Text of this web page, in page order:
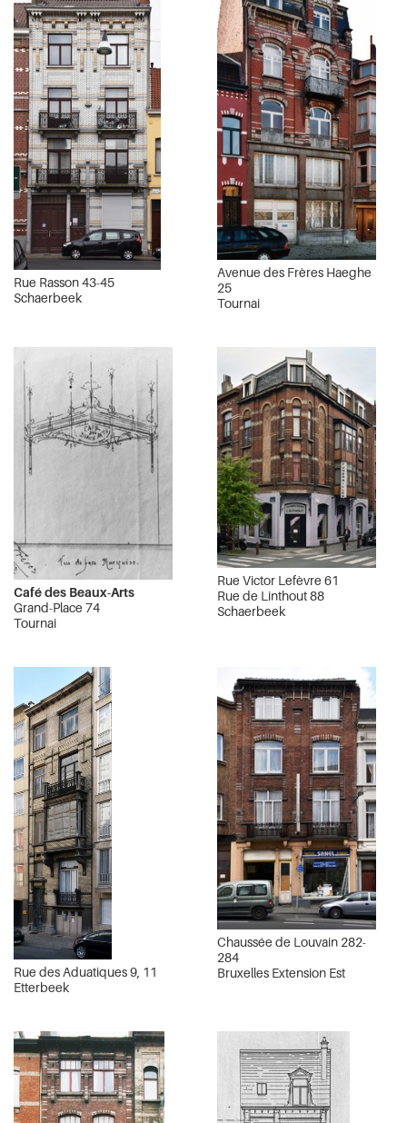
Rue Rasson 43-45
Schaerbeek
Avenue des Frères Haeghe
25
Tournai
Café des Beaux-Arts
Grand-Place 74
Tournai
Rue Victor Lefèvre 61
Rue de Linthout 88
Schaerbeek
Rue des Aduatiques 9, 11
Etterbeek
Chaussée de Louvain 282-
284
Bruxelles Extension Est